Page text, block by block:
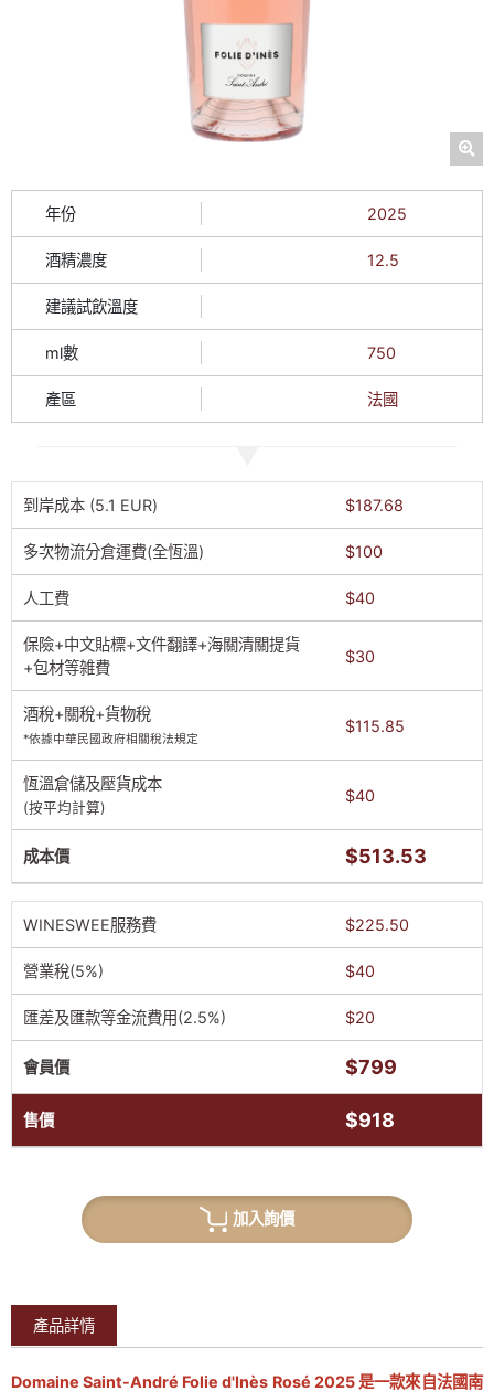
年份 2025
酒精濃度 12.5
建議試飲溫度
ml數 750
產區 法國
到岸成本 (5.1 EUR) $187.68
多次物流分倉運費(全恆溫) $100
人工費 $40
保險+中文貼標+文件翻譯+海關清關提貨
+包材等雑費
$30
酒稅+關稅+貨物稅
*依據中華民國政府相關稅法規定
$115.85
恆溫倉儲及壓貨成本
(按平均計算)
$40
成本價 $513.53
WINESWEE服務費 $225.50
營業稅(5%) $40
匯差及匯款等金流費用(2.5%) $20
會員價 $799
售價 $918
加入詢價
產品詳情
Domaine Saint-André Folie d'Inès Rosé 2025 是一款來自法國南